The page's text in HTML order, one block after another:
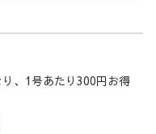
、1号あたり300円お得